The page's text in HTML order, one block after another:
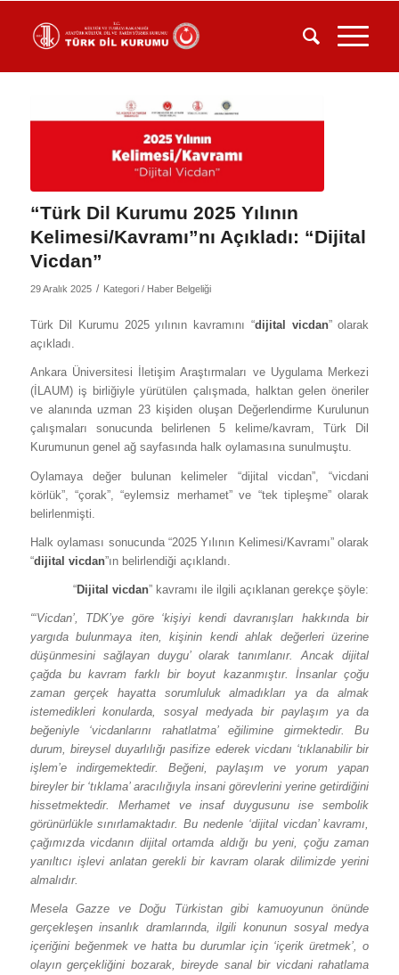
“Türk Dil Kurumu 2025 Yılının
Kelimesi/Kavramı”nı Açıkladı: “Dijital
Vicdan”
29 Aralık 2025 / Kategori / Haber Belgeliği
Türk Dil Kurumu 2025 yılının kavramını “dijital vicdan” olarak
açıkladı.
Ankara Üniversitesi İletişim Araştırmaları ve Uygulama Merkezi
(İLAUM) iş birliğiyle yürütülen çalışmada, halktan gelen öneriler
ve alanında uzman 23 kişiden oluşan Değerlendirme Kurulunun
çalışmaları sonucunda belirlenen 5 kelime/kavram, Türk Dil
Kurumunun genel ağ sayfasında halk oylamasına sunulmuştu.
Oylamaya değer bulunan kelimeler “dijital vicdan”, “vicdani
körlük”, “çorak”, “eylemsiz merhamet” ve “tek tipleşme” olarak
belirlenmişti.
Halk oylaması sonucunda “2025 Yılının Kelimesi/Kavramı” olarak
“dijital vicdan”ın belirlendiği açıklandı.
“Dijital vicdan” kavramı ile ilgili açıklanan gerekçe şöyle:
“‘Vicdan’, TDK’ye göre ‘kişiyi kendi davranışları hakkında bir
yargıda bulunmaya iten, kişinin kendi ahlak değerleri üzerine
düşünmesini sağlayan duygu’ olarak tanımlanır. Ancak dijital
çağda bu kavram farklı bir boyut kazanmıştır. İnsanlar çoğu
zaman gerçek hayatta sorumluluk almadıkları ya da almak
istemedikleri konularda, sosyal medyada bir paylaşım ya da
beğeniyle ‘vicdanlarını rahatlatma’ eğilimine girmektedir. Bu
durum, bireysel duyarlılığı pasifize ederek vicdanı ‘tıklanabilir bir
işlem’e indirgemektedir. Beğeni, paylaşım ve yorum yapan
bireyler bir ‘tıklama’ aracılığıyla insani görevlerini yerine getirdiğini
hissetmektedir. Merhamet ve insaf duygusunu ise sembolik
görünürlükle sınırlamaktadır. Bu nedenle ‘dijital vicdan’ kavramı,
çağımızda vicdanın dijital ortamda aldığı bu yeni, çoğu zaman
yanıltıcı işlevi anlatan gerekli bir kavram olarak dilimizde yerini
almalıdır.
Mesela Gazze ve Doğu Türkistan gibi kamuoyunun önünde
gerçekleşen insanlık dramlarında, ilgili konunun sosyal medya
içeriğini beğenmek ve hatta bu durumlar için ‘içerik üretmek’, o
olayın gerçekliğini bozarak, bireyde sanal bir vicdani rahatlama